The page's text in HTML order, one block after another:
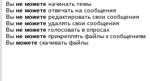
Вы не можете начинать темы
Вы не можете отвечать на сообщения
Вы не можете редактировать свои сообщения
Вы не можете удалять свои сообщения
Вы не можете голосовать в опросах
Вы не можете прикреплять файлы к сообщениям
Вы можете скачивать файлы